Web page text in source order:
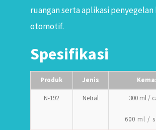
ruangan serta aplikasi penyegelan
otomotif.
Spesifikasi
Produk Jenis
N-192 Netral 300 ml /
600 ml /